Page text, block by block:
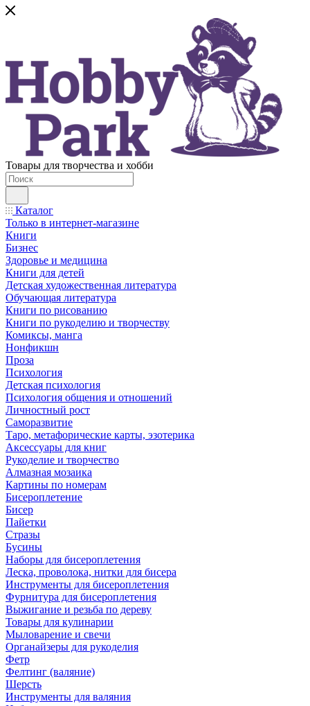
Товары для творчества и хобби
Каталог
Только в интернет-магазине
Книги
Бизнес
Здоровье и медицина
Книги для детей
Детская художественная литература
Обучающая литература
Книги по рисованию
Книги по рукоделию и творчеству
Комиксы, манга
Нонфикшн
Проза
Психология
Детская психология
Психология общения и отношений
Личностный рост
Саморазвитие
Таро, метафорические карты, эзотерика
Аксессуары для книг
Рукоделие и творчество
Алмазная мозаика
Картины по номерам
Бисероплетение
Бисер
Пайетки
Стразы
Бусины
Наборы для бисероплетения
Леска, проволока, нитки для бисера
Инструменты для бисероплетения
Фурнитура для бисероплетения
Выжигание и резьба по дереву
Товары для кулинарии
Мыловарение и свечи
Органайзеры для рукоделия
Фетр
Фелтинг (валяние)
Шерсть
Инструменты для валяния